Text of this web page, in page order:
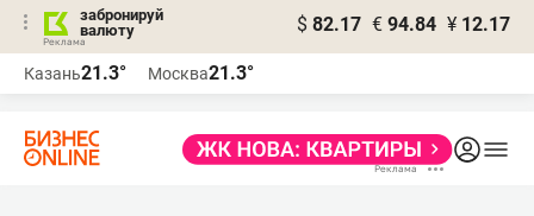
забронируй
валюту
$ 82.17 € 94.84 ¥ 12.17
Казань21.3° Москва21.3°